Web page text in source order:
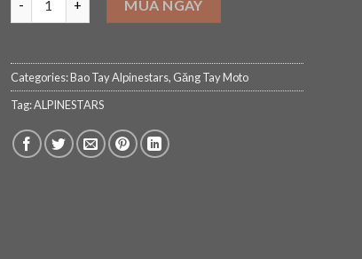
MUA NGAY
Categories:Bao Tay Alpinestars, Găng Tay Moto
Tag:ALPINESTARS